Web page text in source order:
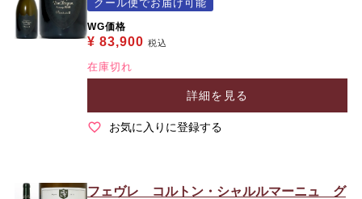
クール便でお届け可能
WG価格
¥ 83,900 税込
在庫切れ
詳細を見る
お気に入りに登録する
フェヴレ コルトン・シャルルマーニュ グ